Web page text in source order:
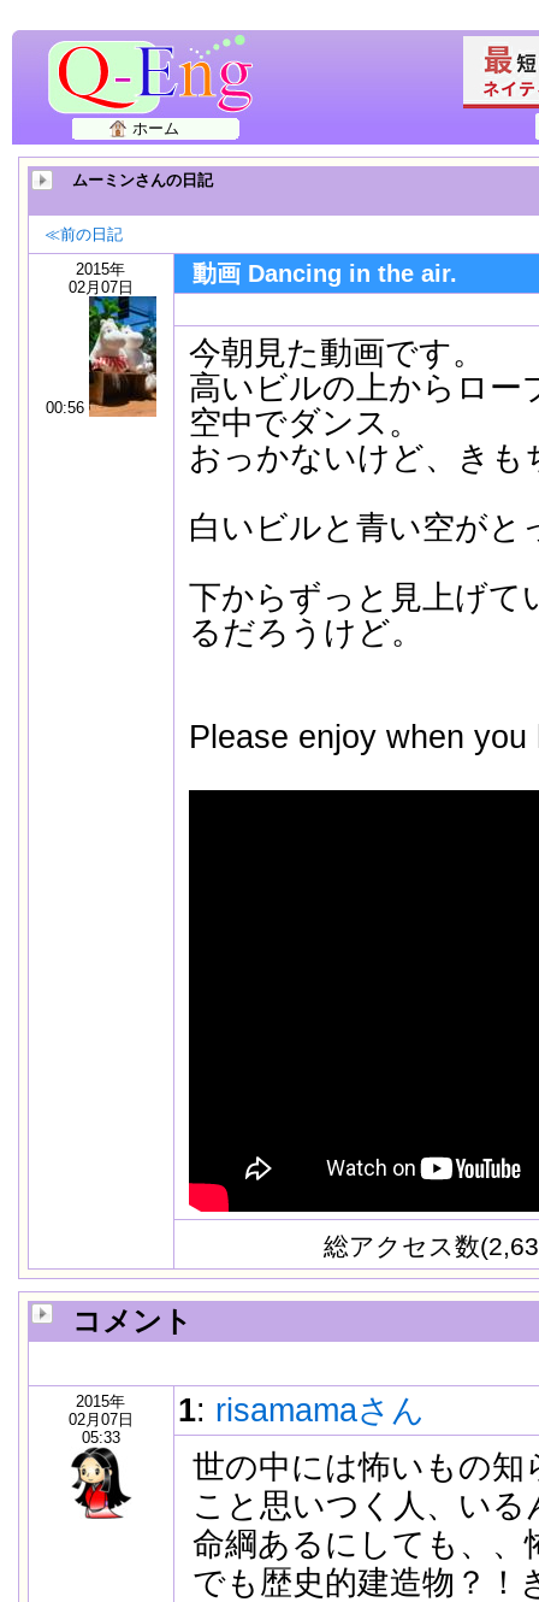
ホーム
ムーミンさんの日記
≪前の日記
2015年
02月07日
00:56
動画 Dancing in the air.
今朝見た動画です。
高いビルの上からロー
空中でダンス。
おっかないけど、きも
白いビルと青い空がと
下からずっと見上げて
るだろうけど。
Please enjoy when
総アクセス数
コメント
2015年
02月07日
05:33
1: risamamaさん
世の中には怖いもの
こと思いつく人、いる
命綱あるにしても、、
でも歴史的建造物？！